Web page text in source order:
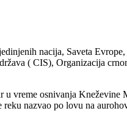
nacija, Saveta
( CIS), Organizacija
vreme osnivanja Kneževine
nazvao po lovu na